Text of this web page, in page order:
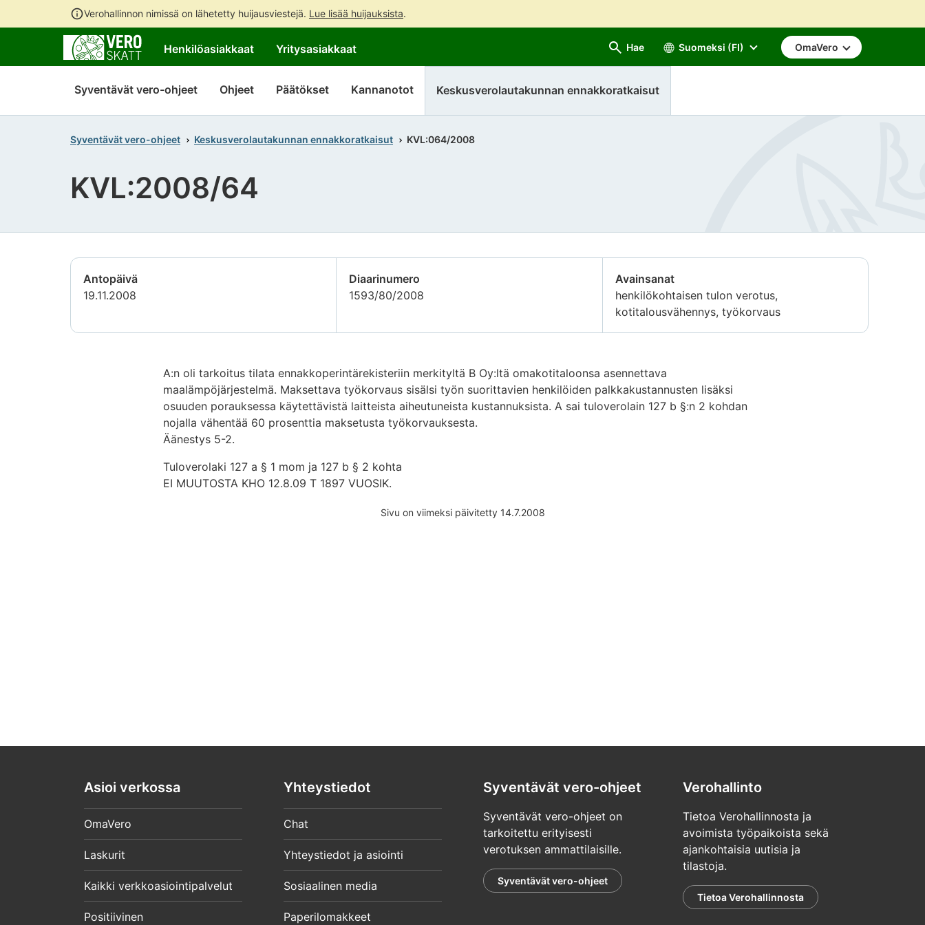
Verohallinnon nimissä on lähetetty huijausviestejä. Lue lisää huijauksista.
sisältöön
sivuston
hakuun
Henkilöasiakkaat Yritysasiakkaat Hae Suomeksi (FI) OmaVero
Syventävät vero-ohjeet Ohjeet Päätökset Kannanotot Keskusverolautakunnan ennakkoratkaisut
Syventävät vero-ohjeet Keskusverolautakunnan ennakkoratkaisut KVL:064/2008
KVL:2008/64
Antopäivä
19.11.2008
Diaarinumero
1593/80/2008
Avainsanat
henkilökohtaisen tulon verotus,
kotitalousvähennys, työkorvaus
A:n oli tarkoitus tilata ennakkoperintärekisteriin merkityltä B Oy:ltä omakotitaloonsa asennettava
maalämpöjärjestelmä. Maksettava työkorvaus sisälsi työn suorittavien henkilöiden palkkakustannusten lisäksi
osuuden porauksessa käytettävistä laitteista aiheutuneista kustannuksista. A sai tuloverolain 127 b §:n 2 kohdan
nojalla vähentää 60 prosenttia maksetusta työkorvauksesta.
Äänestys 5-2.
Tuloverolaki 127 a § 1 mom ja 127 b § 2 kohta
EI MUUTOSTA KHO 12.8.09 T 1897 VUOSIK.
Sivu on viimeksi päivitetty 14.7.2008
Asioi verkossa
OmaVero
Laskurit
Kaikki verkkoasiointipalvelut
Positiivinen
Yhteystiedot
Chat
Yhteystiedot ja asiointi
Sosiaalinen media
Paperilomakkeet
Syventävät vero-ohjeet
Syventävät vero-ohjeet on
tarkoitettu erityisesti
verotuksen ammattilaisille.
Syventävät vero-ohjeet
Verohallinto
Tietoa Verohallinnosta ja
avoimista työpaikoista sekä
ajankohtaisia uutisia ja
tilastoja.
Tietoa Verohallinnosta